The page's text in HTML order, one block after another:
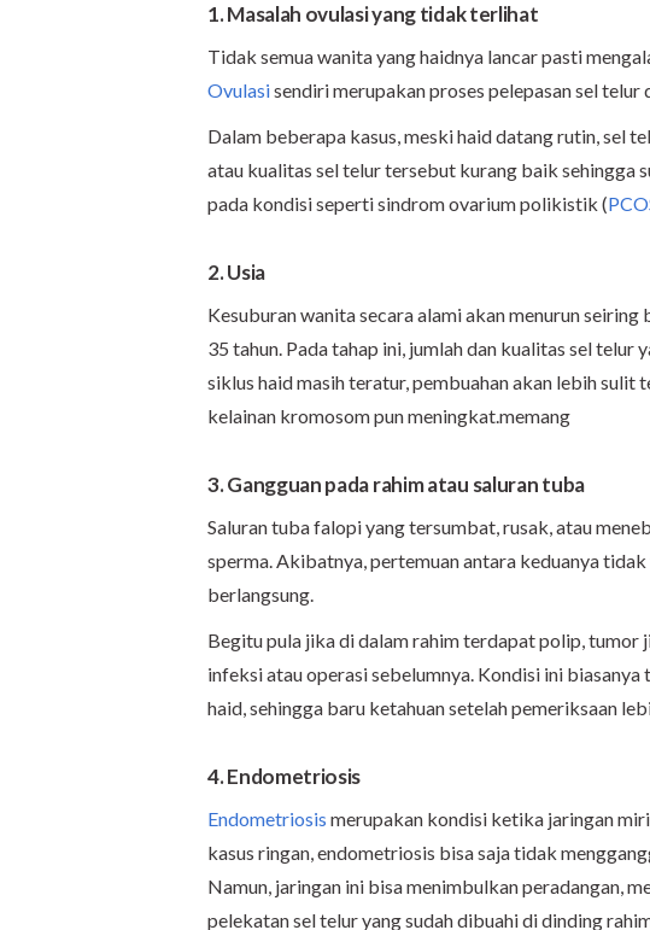
1. Masalah ovulasi yang tidak terlihat
Tidak semua wanita yang haidnya lancar pasti
Ovulasisendiri merupakan proses pelepasan sel
Dalam beberapa kasus, meski haid datang rutin, sel
atau kualitas sel telur tersebut kurang baik sehingga
pada kondisi seperti sindrom ovarium polikistik (
2. Usia
Kesuburan wanita secara alami akan menurun seiring
35 tahun. Pada tahap ini, jumlah dan kualitas sel
siklus haid masih teratur, pembuahan akan lebih sulit
kelainan kromosom pun meningkat.memang
3. Gangguan pada rahim atau saluran tuba
Saluran tuba falopi yang tersumbat, rusak, atau
sperma. Akibatnya, pertemuan antara keduanya
berlangsung.
Begitu pula jika di dalam rahim terdapat polip, tumor
infeksi atau operasi sebelumnya. Kondisi ini
haid, sehingga baru ketahuan setelah pemeriksaan
4. Endometriosis
Endometriosis merupakan kondisi ketika jaringan
kasus ringan, endometriosis bisa saja tidak
Namun, jaringan ini bisa menimbulkan peradangan,
pelekatan sel telur yang sudah dibuahi di dinding